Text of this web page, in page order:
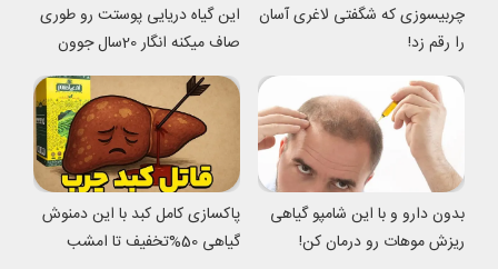
چربیسوزی که شگفتی لاغری آسان
را رقم زد!
این گیاه دریایی پوستت رو طوری
صاف میکنه انگار 20سال جوون
شدی
بدون دارو و با این شامپو گیاهی
ریزش موهات رو درمان کن!
پاکسازی کامل کبد با این دمنوش
گیاهی 50%تخفیف تا امشب